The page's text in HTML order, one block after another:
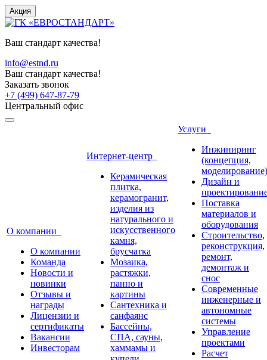
Акция
Ваш стандарт качества!
info@estnd.ru
Ваш стандарт качества!
Заказать звонок
+7 (499) 647-87-79
Центральный офис
О компании
О компании
Команда
Новости и
новинки
Отзывы и
награды
Лицензии и
сертификаты
Вакансии
Инвесторам
Интернет-центр
Керамическая
плитка,
керамогранит,
изделия из
натурального и
искусственного
камня,
брусчатка
Мозаика,
растяжки,
панно и
картины
Сантехника и
санфаянс
Бассейны,
СПА, сауны,
хаммамы и
Услуги
Инжиниринг
(концепция,
моделирование)
Дизайн и
Поставка
материалов и
оборудования
Строительство,
реконструкция,
ремонт,
демонтаж и
снос
Современные
инженерные и
автономные
системы
Управление
проектами
Расчет